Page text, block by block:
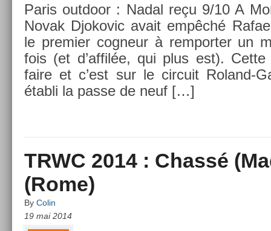
Paris out­door : Nadal reçu 9/10 A
Novak Djokovic avait empêché
le pre­mi­er cog­neur à re­mport­er un
fois (et d’affilée, qui plus est).
faire et c’est sur le cir­cuit Roland-
établi la passe de neuf […]
TRWC 2014 : Chassé
(Rome)
By Colin
19 mai 2014